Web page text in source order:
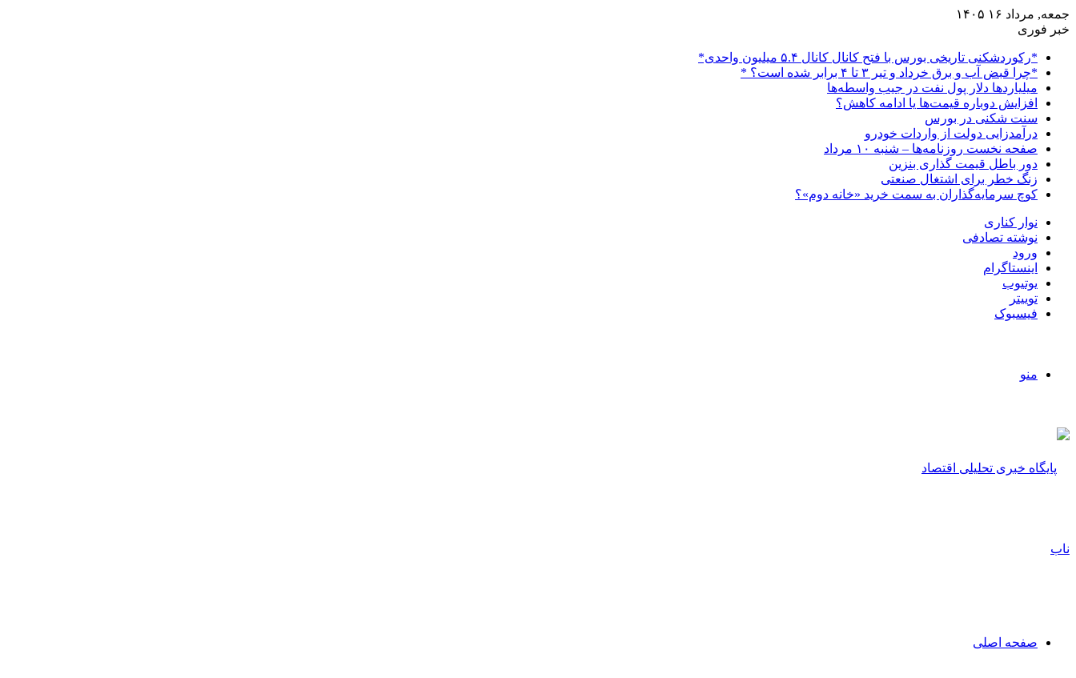
جمعه, مرداد ۱۶ ۱۴۰۵
خبر فوری
*رکوردشکنی تاریخی بورس با فتح کانال کانال ۵.۴ میلیون واحدی*
*چرا قبض آب و برق خرداد و تیر ۳ تا ۴ برابر شده است؟ *
میلیاردها دلار پول نفت در جیب واسطه‌ها
افزایش دوباره قیمت‌ها یا ادامه کاهش؟
سنت شکنی در بورس
درآمدزایی دولت از واردات خودرو
صفحه نخست روزنامه‌ها – شنبه ۱۰ مرداد
دور باطل قیمت گذاری بنزین
زنگ خطر برای اشتغال صنعتی
کوچ سرمایه‌گذاران به سمت خرید «خانه دوم»؟
نوار کناری
نوشته تصادفی
ورود
اینستاگرام
یوتیوب
توییتر
فیسبوک
منو
صفحه اصلی